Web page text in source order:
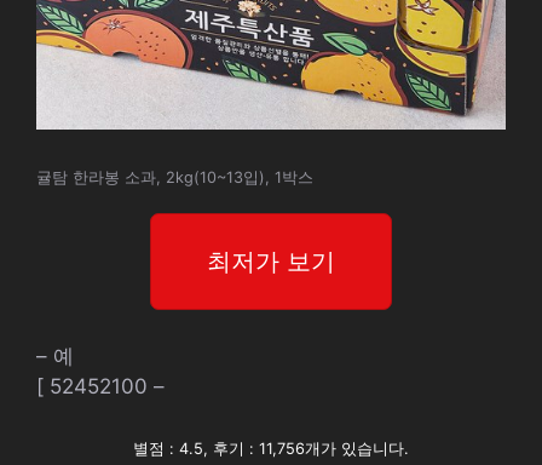
귤탐 한라봉 소과, 2kg(10~13입), 1박스
최저가 보기
– 예
[ 52452100 –
별점 : 4.5, 후기 : 11,756개가 있습니다.